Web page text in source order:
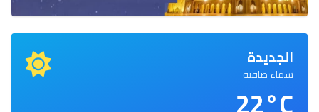
الجديدة
سماء صافية